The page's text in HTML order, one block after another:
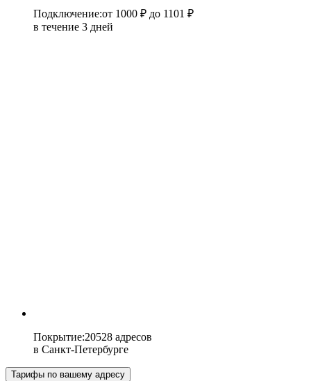
Подключение:от 1000 ₽ до 1101 ₽
в течение 3 дней
Покрытие:20528 адресов
в Санкт-Петербурге
Тарифы по вашему адресу